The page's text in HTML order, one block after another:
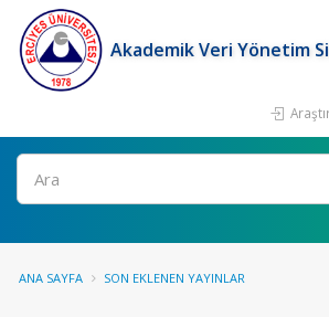
Akademik Veri Yönetim
Ara
ANA SAYFA SON EKLENEN YAYINLAR